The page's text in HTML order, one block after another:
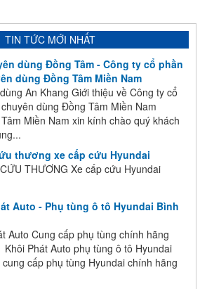
TIN TỨC MỚI NHẤT
dùng Đồng Tâm - Công ty cổ phần
dùng Đồng Tâm Miền Nam
An Khang Giới thiệu về Công ty cổ
dùng Đồng Tâm Miền Nam
Miền Nam xin kính chào quý khách
thương xe cấp cứu Hyundai
THƯƠNG Xe cấp cứu Hyundai
Auto - Phụ tùng ô tô Hyundai Bình
Auto Cung cấp phụ tùng chính hãng
Khôi Phát Auto phụ tùng ô tô Hyundai
cấp phụ tùng Hyundai chính hãng